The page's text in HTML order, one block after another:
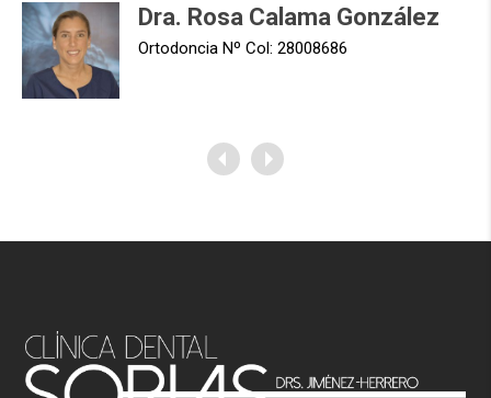
Dra. Rosa Calama González
Ortodoncia Nº Col: 28008686